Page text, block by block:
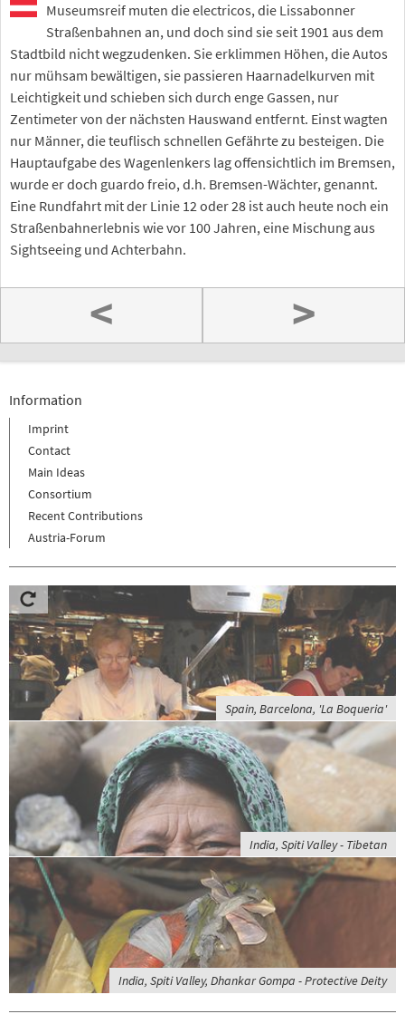
Museumsreif muten die electricos, die Lissabonner
Straßenbahnen an, und doch sind sie seit 1901 aus dem
Stadtbild nicht wegzudenken. Sie erklimmen Höhen, die Autos
nur mühsam bewältigen, sie passieren Haarnadelkurven mit
Leichtigkeit und schieben sich durch enge Gassen, nur
Zentimeter von der nächsten Hauswand entfernt. Einst wagten
nur Männer, die teuflisch schnellen Gefährte zu besteigen. Die
Hauptaufgabe des Wagenlenkers lag offensichtlich im Bremsen,
wurde er doch guardo freio, d.h. Bremsen-Wächter, genannt.
Eine Rundfahrt mit der Linie 12 oder 28 ist auch heute noch ein
Straßenbahnerlebnis wie vor 100 Jahren, eine Mischung aus
Sightseeing und Achterbahn.
< >
Information
Imprint
Contact
Main Ideas
Consortium
Recent Contributions
Austria-Forum
Spain, Barcelona, 'La Boqueria'
India, Spiti Valley - Tibetan
India, Spiti Valley, Dhankar Gompa - Protective Deity